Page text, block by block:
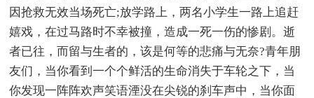
因抢救无效当场死亡;放学路上，两名小学生一路上追赶
嬉戏，在过马路时不幸被撞，造成一死一伤的惨剧。逝
者已往，而留与生者的，该是何等的悲痛与无奈?青年朋
友们，当你看到一个个鲜活的生命消失于车轮之下，当
你发现一阵阵欢声笑语湮没在尖锐的刹车声中，当你面